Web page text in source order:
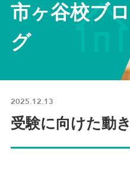
市ヶ谷校ブロ
グ
2025.12.13
受験に向けた動